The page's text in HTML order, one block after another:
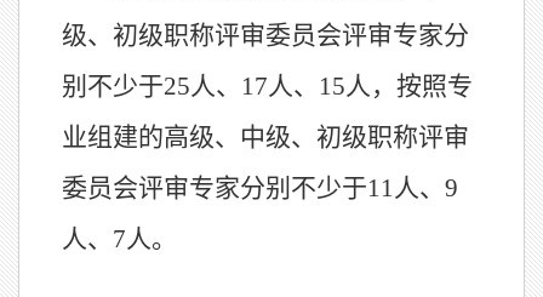
级、初级职称评审委员会评审专家分
别不少于25人、 17人、 15人，按照专
业组建的高级、中级、初级职称评审
委员会评审专家分别不少于11人、 9
人、 7人。